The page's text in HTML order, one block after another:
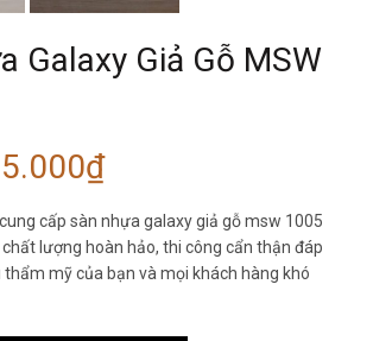
Galaxy Giả Gỗ MSW
₫Giá
hiện
tại
cấp sàn nhựa galaxy giả gỗ msw 1005
lượng hoàn hảo, thi công cẩn thận đáp
mỹ của bạn và mọi khách hàng khó